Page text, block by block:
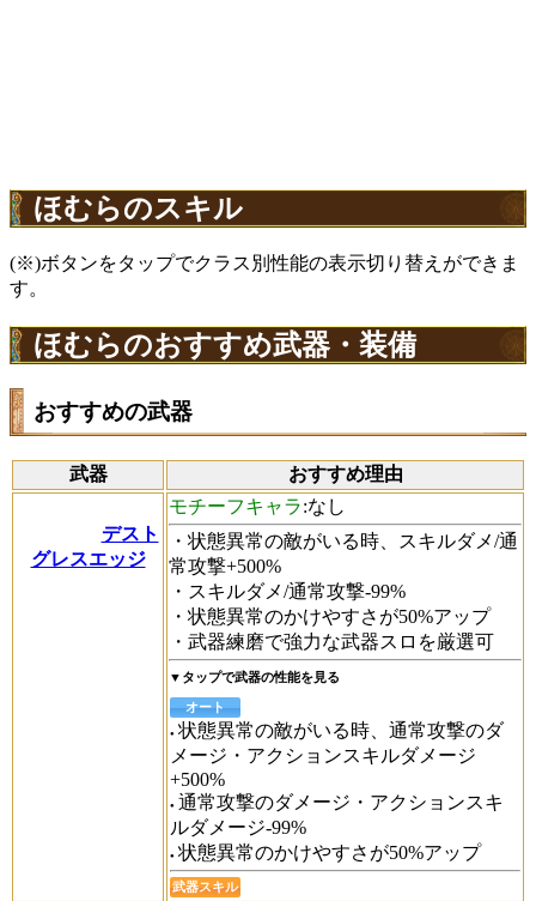
ほむらのスキル
(※)ボタンをタップでクラス別性能の表示切り替えができま
す。
ほむらのおすすめ武器・装備
おすすめの武器
武器 おすすめ理由
デスト
グレスエッジ
モチーフキャラ:なし
・状態異常の敵がいる時、スキルダメ/通
常攻撃+500%
・スキルダメ/通常攻撃-99%
・状態異常のかけやすさが50%アップ
・武器練磨で強力な武器スロを厳選可
▼タップで武器の性能を見る
オート
状態異常の敵がいる時、通常攻撃のダ
メージ・アクションスキルダメージ
+500%
通常攻撃のダメージ・アクションスキ
ルダメージ-99%
状態異常のかけやすさが50%アップ
武器スキル